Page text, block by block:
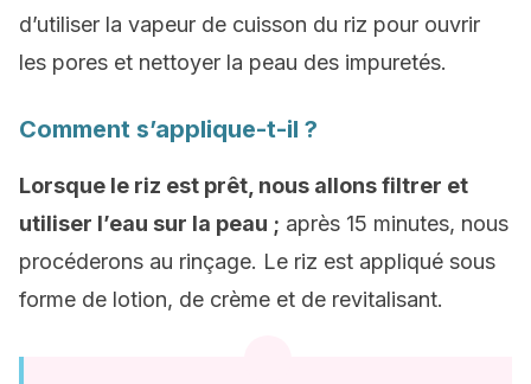
d’utiliser la vapeur de cuisson du riz pour ouvrir
les pores et nettoyer la peau des impuretés.
Comment s’applique-t-il ?
Lorsque le riz est prêt, nous allons filtrer et
utiliser l’eau sur la peau ; après 15 minutes, nous
procéderons au rinçage. Le riz est appliqué sous
forme de lotion, de crème et de revitalisant.